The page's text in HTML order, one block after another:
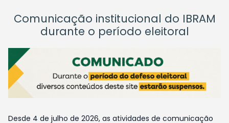
Comunicação institucional do IBRAM
durante o período eleitoral
Desde 4 de julho de 2026, as atividades de comunicação